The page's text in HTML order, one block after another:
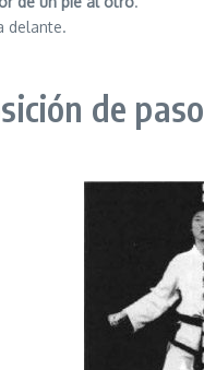
delante.
de paso